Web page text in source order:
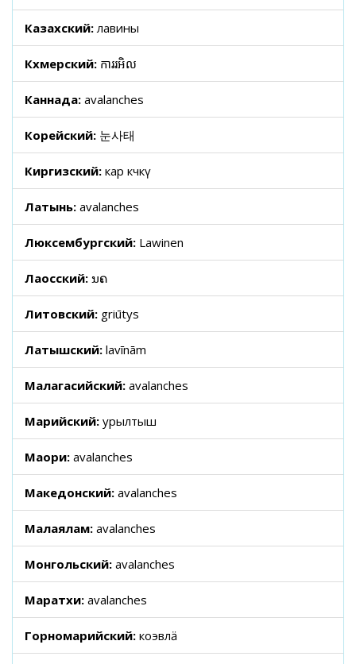
Казахский:лавины
Кхмерский: ការរអិល
Каннада: avalanches
Корейский: 눈사태
Киргизский: кар көчкү
Латынь: avalanches
Люксембургский: Lawinen
Лаосский: ນຄ
Литовский: griūtys
Латышский: lavīnām
Малагасийский: avalanches
Марийский: урылтыш
Маори: avalanches
Македонский: avalanches
Малаялам: avalanches
Монгольский: avalanches
Маратхи: avalanches
Горномарийский: коэвлӓ